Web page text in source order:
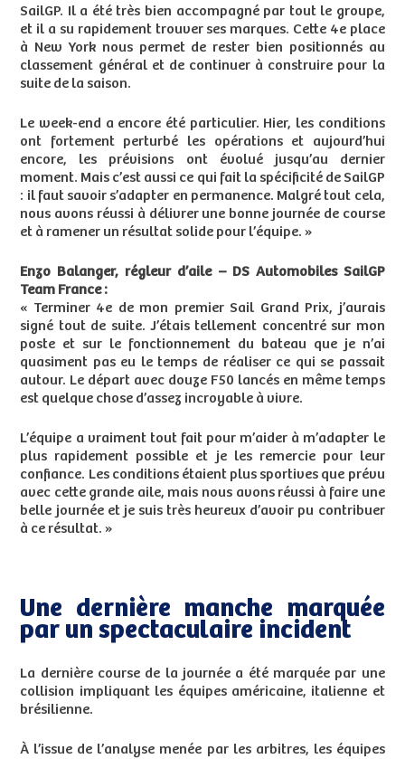
SailGP. Il a été très bien accompagné par tout le groupe,
et il a su rapidement trouver ses marques. Cette 4e place
à New York nous permet de rester bien positionnés au
classement général et de continuer à construire pour la
suite de la saison.
Le week-end a encore été particulier. Hier, les conditions
ont fortement perturbé les opérations et aujourd’hui
encore, les prévisions ont évolué jusqu’au dernier
moment. Mais c’est aussi ce qui fait la spécificité de SailGP
: il faut savoir s’adapter en permanence. Malgré tout cela,
nous avons réussi à délivrer une bonne journée de course
et à ramener un résultat solide pour l’équipe. »
Enzo Balanger, régleur d’aile – DS Automobiles SailGP
Team France :
« Terminer 4e de mon premier Sail Grand Prix, j’aurais
signé tout de suite. J’étais tellement concentré sur mon
poste et sur le fonctionnement du bateau que je n’ai
quasiment pas eu le temps de réaliser ce qui se passait
autour. Le départ avec douze F50 lancés en même temps
est quelque chose d’assez incroyable à vivre.
L’équipe a vraiment tout fait pour m’aider à m’adapter le
plus rapidement possible et je les remercie pour leur
confiance. Les conditions étaient plus sportives que prévu
avec cette grande aile, mais nous avons réussi à faire une
belle journée et je suis très heureux d’avoir pu contribuer
à ce résultat. »
Une dernière manche marquée
par un spectaculaire incident
La dernière course de la journée a été marquée par une
collision impliquant les équipes américaine, italienne et
brésilienne.
À l’issue de l’analyse menée par les arbitres, les équipes